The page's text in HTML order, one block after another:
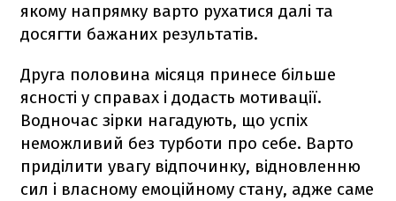
якому напрямку варто рухатися далі та
досягти бажаних результатів.
Друга половина місяця принесе більше
ясності у справах і додасть мотивації.
Водночас зірки нагадують, що успіх
неможливий без турботи про себе. Варто
приділити увагу відпочинку, відновленню
сил і власному емоційному стану, адже саме